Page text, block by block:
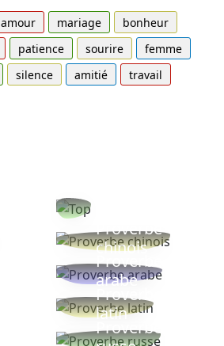
amour mariage
bonheur
patience sourire
femme
silence amitié
travail
Proverbe
chinois
Proverbe
arabe
Proverbe
latin
Proverbe